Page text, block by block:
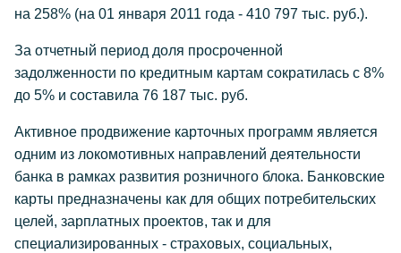
на 258% (на 01 января 2011 года - 410 797 тыс. руб.).
За отчетный период доля просроченной
задолженности по кредитным картам сократилась с 8%
до 5% и составила 76 187 тыс. руб.
Активное продвижение карточных программ является
одним из локомотивных направлений деятельности
банка в рамках развития розничного блока. Банковские
карты предназначены как для общих потребительских
целей, зарплатных проектов, так и для
специализированных - страховых, социальных,